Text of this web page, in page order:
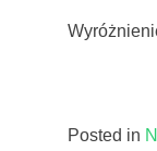
Posted in